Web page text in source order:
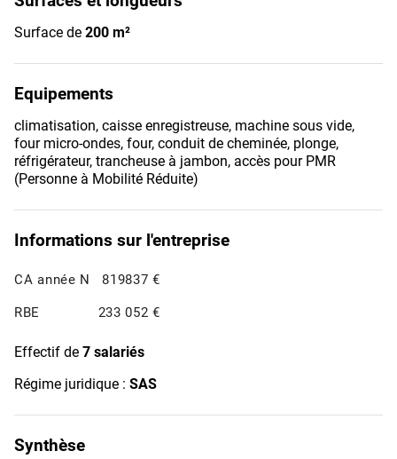
Surface de 200 m²
Equipements
climatisation, caisse enregistreuse, machine sous vide,
four micro-ondes, four, conduit de cheminée, plonge,
réfrigérateur, trancheuse à jambon, accès pour PMR
(Personne à Mobilité Réduite)
Informations sur l'entreprise
CA année N 819837 €
RBE 233 052 €
Effectif de 7 salariés
Régime juridique : SAS
Synthèse